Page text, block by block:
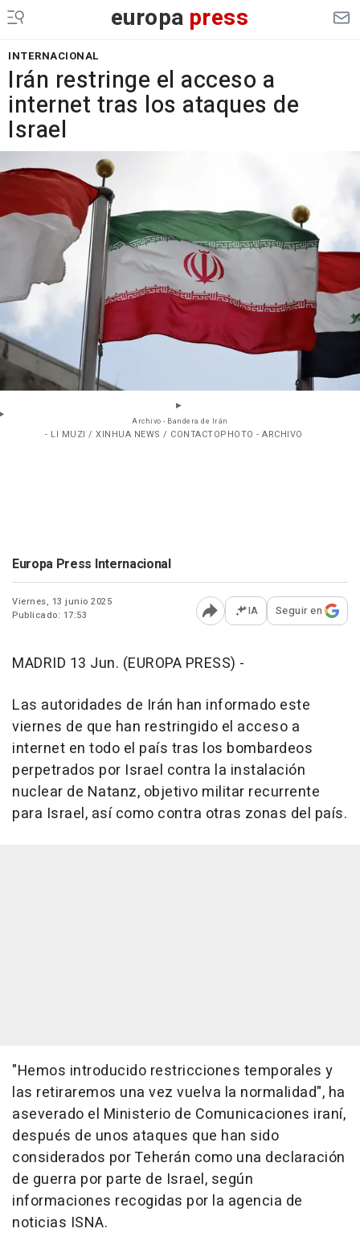
europa press
INTERNACIONAL
Irán restringe el acceso a
internet tras los ataques de
Israel
Archivo - Bandera de Irán
- LI MUZI / XINHUA NEWS / CONTACTOPHOTO - ARCHIVO
Europa Press Internacional
Viernes, 13 junio 2025
Publicado: 17:53
Abrir opciones para
IA Seguir en
MADRID 13 Jun. (EUROPA PRESS) -
Las autoridades de Irán han informado este
viernes de que han restringido el acceso a
internet en todo el país tras los bombardeos
perpetrados por Israel contra la instalación
nuclear de Natanz, objetivo militar recurrente
para Israel, así como contra otras zonas del país.
"Hemos introducido restricciones temporales y
las retiraremos una vez vuelva la normalidad", ha
aseverado el Ministerio de Comunicaciones iraní,
después de unos ataques que han sido
considerados por Teherán como una declaración
de guerra por parte de Israel, según
informaciones recogidas por la agencia de
noticias ISNA.